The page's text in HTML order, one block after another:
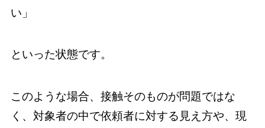
い」
といった状態です。
このような場合、接触そのものが問題ではな
く、対象者の中で依頼者に対する見え方や、現